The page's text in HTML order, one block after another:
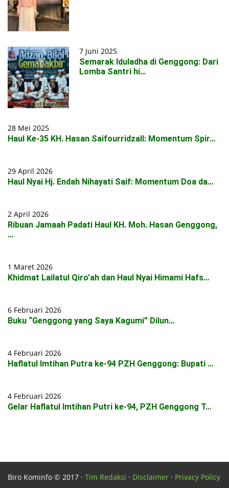
7 Juni 2025
Semarak Iduladha di Genggong: Dari
Lomba Santri hi…
28 Mei 2025
Haul Ke-35 KH. Hasan Saifourridzall: Momentum Spir…
29 April 2026
Haul Nyai Hj. Endah Nihayati Saif: Momentum Doa da…
2 April 2026
Ribuan Jamaah Padati Haul KH. Moh. Hasan Genggong,
…
1 Maret 2026
Khidmat Lailatul Qiro’ah dan Haul Nyai Himami Hafs…
6 Februari 2026
Buku “Genggong yang Saya Kagumi” Dilun…
4 Februari 2026
Haflatul Imtihan Putra ke-94 PZH Genggong: Bupati …
4 Februari 2026
Gelar Haflatul Imtihan Putri ke-94, PZH Genggong T…
Biro Kominfo © 2017 · Tim Redaksi · Disclaimer · Privacy Policy